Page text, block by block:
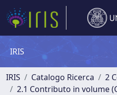
IRIS
IRIS Catalogo Ricerca
2
2.1 Contributo in volume